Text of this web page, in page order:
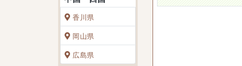
香川県
岡山県
広島県